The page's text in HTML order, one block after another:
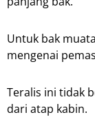
Untuk bak
mengenai
Teralis ini tidak
dari atap kabin.